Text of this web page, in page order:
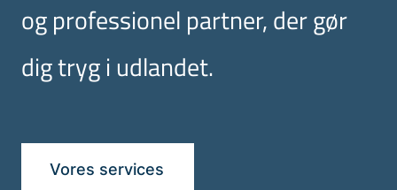
og professionel partner, der gør
dig tryg i udlandet.
Vores services